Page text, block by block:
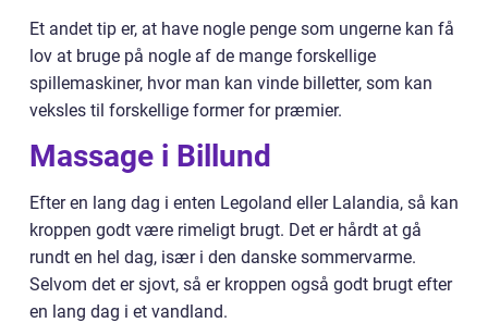
Et andet tip er, at have nogle penge som ungerne kan få
lov at bruge på nogle af de mange forskellige
spillemaskiner, hvor man kan vinde billetter, som kan
veksles til forskellige former for præmier.
Massage i Billund
Efter en lang dag i enten Legoland eller Lalandia, så kan
kroppen godt være rimeligt brugt. Det er hårdt at gå
rundt en hel dag, især i den danske sommervarme.
Selvom det er sjovt, så er kroppen også godt brugt efter
en lang dag i et vandland.